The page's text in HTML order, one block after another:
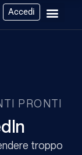
Accedi
PRONTI
troppo